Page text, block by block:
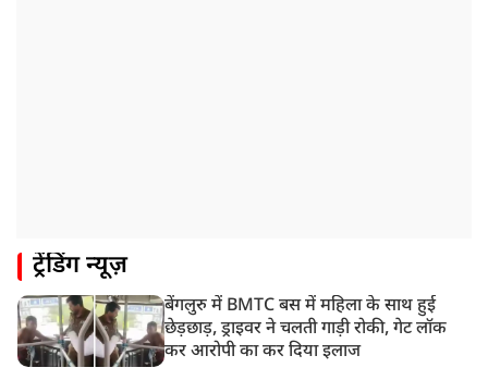
ट्रेंडिंग न्यूज़
बेंगलुरु में BMTC बस में महिला के साथ हुई
छेड़छाड़, ड्राइवर ने चलती गाड़ी रोकी, गेट लॉक
कर आरोपी का कर दिया इलाज